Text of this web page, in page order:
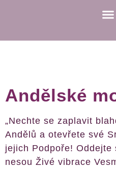
Andělské
„Nechte se zaplavit
Andělů a otevřete své
jejich Podpoře!
nesou Živé vibrace